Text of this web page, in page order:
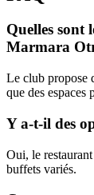
Quelles sont
Marmara
Le club propose
que des espaces
Y a-t-il des
Oui, le
buffets variés.